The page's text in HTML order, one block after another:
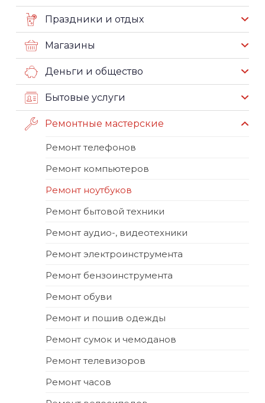
Праздники и отдых
Магазины
Деньги и общество
Бытовые услуги
Ремонтные мастерские
Ремонт телефонов
Ремонт компьютеров
Ремонт ноутбуков
Ремонт бытовой техники
Ремонт аудио-, видеотехники
Ремонт электроинструмента
Ремонт бензоинструмента
Ремонт обуви
Ремонт и пошив одежды
Ремонт сумок и чемоданов
Ремонт телевизоров
Ремонт часов